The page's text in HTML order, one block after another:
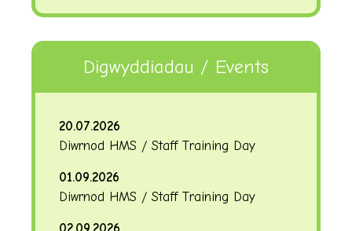
Digwyddiadau / Events
20.07.2026
Diwrnod HMS / Staff Training Day
01.09.2026
Diwrnod HMS / Staff Training Day